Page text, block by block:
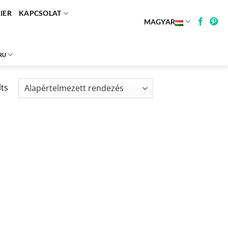
KAPCSOLAT
MAGYAR